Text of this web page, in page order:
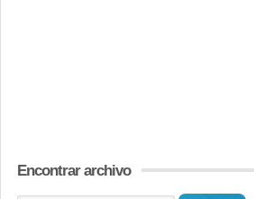
Encontrar archivo